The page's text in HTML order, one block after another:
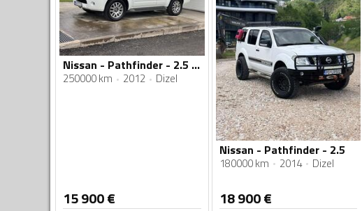
Nissan - Pathfinder - 2.5 DCI
250000 km 2012 Dizel
15 900€
Nissan - Pathfinder - 2.5
180000 km 2014 Dizel
18 900€